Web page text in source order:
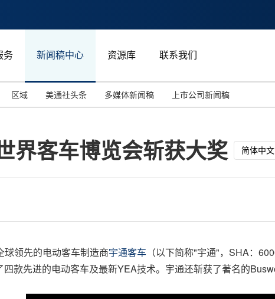
务 新闻稿中心 资源库 联系我们
投资并购
能源化工与环保
区域
马来西亚
美通社头条 多媒体新闻稿 上市公司新闻稿
界客车博览会斩获大奖 简体中文
球领先的电动客车制造商宇通客车 （以下简称"宇通"，SHA：
款先进的电动客车及最新YEA技术。宇通还斩获了著名的